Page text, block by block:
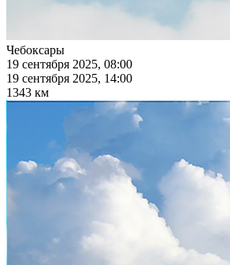
Чебоксары
19 сентября 2025, 08:00
19 сентября 2025, 14:00
1343 км